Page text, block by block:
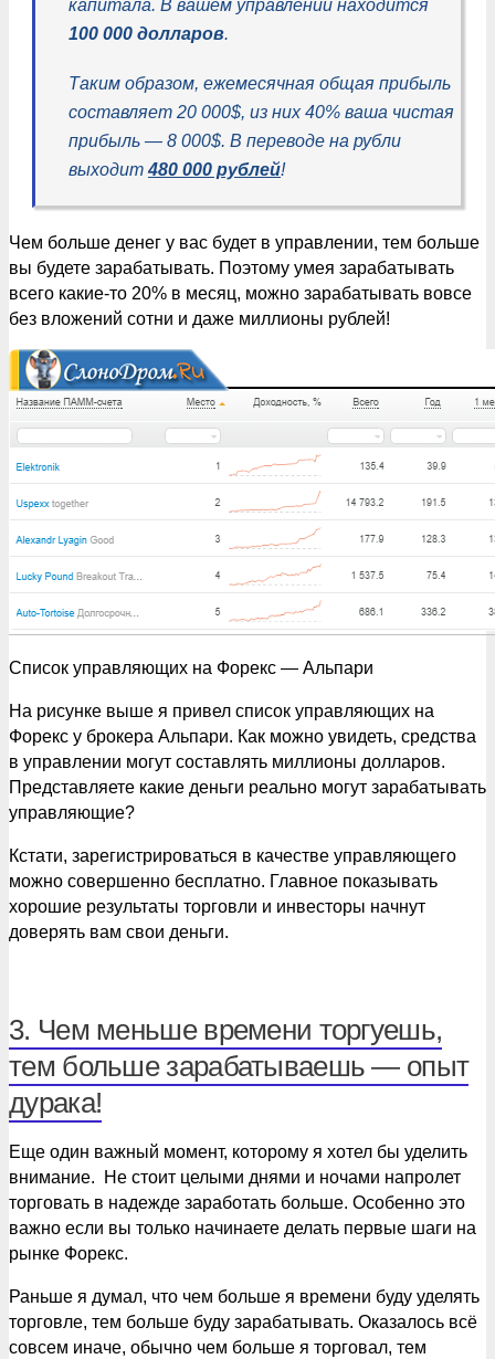
капитала. В вашем управлении находится
100 000 долларов.
Таким образом, ежемесячная общая прибыль
составляет 20 000$, из них 40% ваша чистая
прибыль — 8 000$. В переводе на рубли
выходит480 000 рублей!
Чем больше денег у вас будет в управлении, тем больше
вы будете зарабатывать. Поэтому умея зарабатывать
всего какие-то 20% в месяц, можно зарабатывать вовсе
без вложений сотни и даже миллионы рублей!
Список управляющих на Форекс — Альпари
На рисунке выше я привел список управляющих на
Форекс у брокера Альпари. Как можно увидеть, средства
в управлении могут составлять миллионы долларов.
Представляете какие деньги реально могут зарабатывать
управляющие?
Кстати, зарегистрироваться в качестве управляющего
можно совершенно бесплатно. Главное показывать
хорошие результаты торговли и инвесторы начнут
доверять вам свои деньги.
3. Чем меньше времени торгуешь,
тем больше зарабатываешь — опыт
дурака!
Еще один важный момент, которому я хотел бы уделить
внимание. Не стоит целыми днями и ночами напролет
торговать в надежде заработать больше. Особенно это
важно если вы только начинаете делать первые шаги на
рынке Форекс.
Раньше я думал, что чем больше я времени буду уделять
торговле, тем больше буду зарабатывать. Оказалось всё
совсем иначе, обычно чем больше я торговал, тем